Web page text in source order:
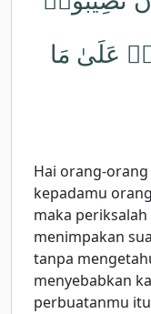
عَلَىٰ مَا
Hai orang-
kepadamu
maka
menimpakan
tanpa
menyebabkan
perbuatanmu